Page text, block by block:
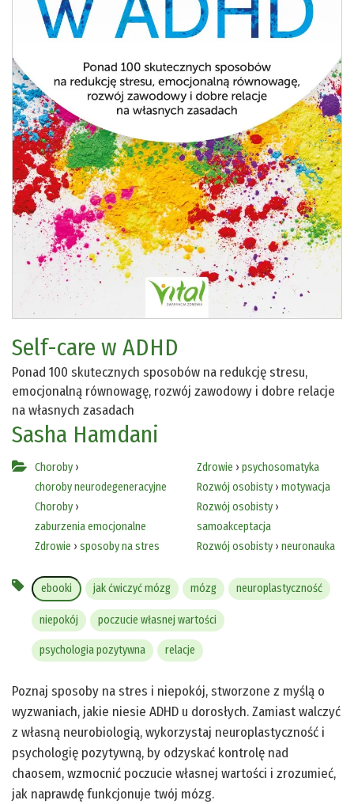
Self-care w ADHD
Ponad 100 skutecznych sposobów na redukcję stresu,
emocjonalną równowagę, rozwój zawodowy i dobre relacje
na własnych zasadach
Sasha Hamdani
Choroby ›
choroby neurodegeneracyjne
Choroby ›
zaburzenia emocjonalne
Zdrowie › sposoby na stres
Zdrowie › psychosomatyka
Rozwój osobisty› motywacja
Rozwój osobisty›
samoakceptacja
Rozwój osobisty› neuronauka
ebooki jak ćwiczyć mózg mózg neuroplastyczność
niepokój poczucie własnej wartości
psychologia pozytywna relacje
Poznaj sposoby na stres i niepokój, stworzone z myślą o
wyzwaniach, jakie niesie ADHD u dorosłych. Zamiast walczyć
z własną neurobiologią, wykorzystaj neuroplastyczność i
psychologię pozytywną, by odzyskać kontrolę nad
chaosem, wzmocnić poczucie własnej wartości i zrozumieć,
jak naprawdę funkcjonuje twój mózg.